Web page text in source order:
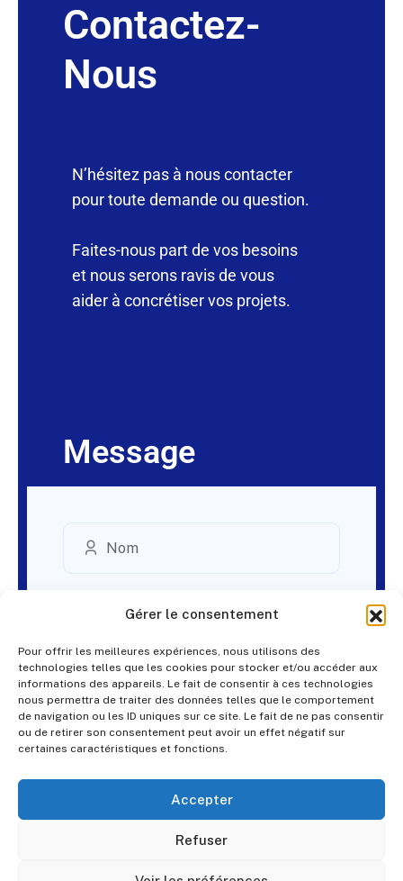
Gérer le consentement
Pour offrir les meilleures expériences, nous utilisons des
technologies telles que les cookies pour stocker et/ou accéder aux
informations des appareils. Le fait de consentir à ces technologies
nous permettra de traiter des données telles que le comportement
de navigation ou les ID uniques sur ce site. Le fait de ne pas consentir
ou de retirer son consentement peut avoir un effet négatif sur
certaines caractéristiques et fonctions.
Accepter
Refuser
Contactez-
Nous
N’hésitez pas à nous contacter
pour toute demande ou question.
Faites-nous part de vos besoins
et nous serons ravis de vous
aider à concrétiser vos projets.
Message